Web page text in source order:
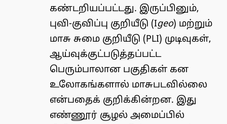
கண்டறியப்பட்டது. இருப்பினும்,
புவி-குவிப்பு குறியீடு (Igeo) மற்றும்
மாசு சுமை குறியீடு (PLI) முடிவுகள்,
ஆய்வுக்குட்படுத்தப்பட்ட
பெரும்பாலான பகுதிகள் கன
உலோகங்களால் மாசுபடவில்லை
என்பதைக் குறிக்கின்றன. இது
எண்ணூர் சூழல் அமைப்பில்